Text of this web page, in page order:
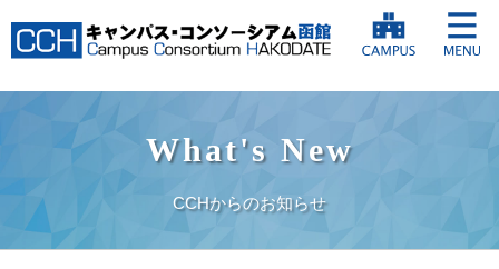
What's New
CCHからのお知らせ